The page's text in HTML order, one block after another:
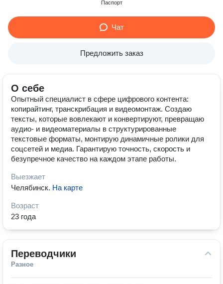
Паспорт
Чат
Предложить заказ
О себе
Опытный специалист в сфере цифрового контента:
копирайтинг, транскрибация и видеомонтаж. Создаю
тексты, которые вовлекают и конвертируют, превращаю
аудио‑ и видеоматериалы в структурированные
текстовые форматы, монтирую динамичные ролики для
соцсетей и медиа. Гарантирую точность, скорость и
безупречное качество на каждом этапе работы.
Выезжает
Челябинск. На карте
Возраст
23 года
Переводчики
Разное